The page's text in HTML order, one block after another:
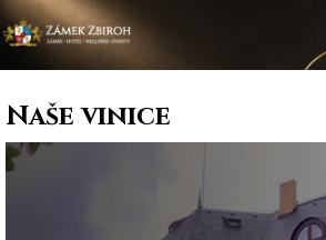
Přejít
na
obsah
Naše vinice